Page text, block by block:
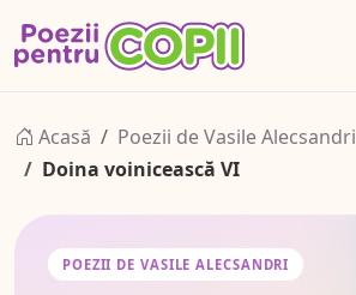
Acasă
Poezii de Vasile Alecsandri
Doina voinicească VI
POEZII DE VASILE ALECSANDRI